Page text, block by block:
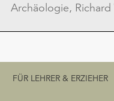
Schnellzugriff
FÜR LEHRER & ERZIEHER